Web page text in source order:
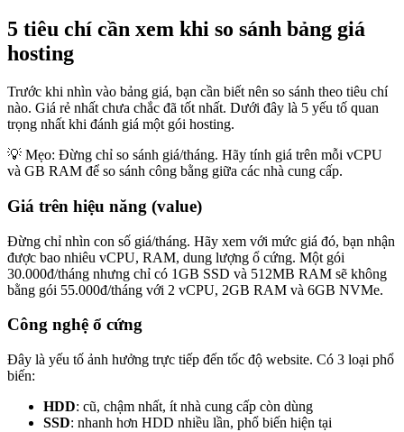
5 tiêu chí cần xem khi so sánh bảng giá
hosting
Trước khi nhìn vào bảng giá, bạn cần biết nên so sánh theo tiêu chí
nào. Giá rẻ nhất chưa chắc đã tốt nhất. Dưới đây là 5 yếu tố quan
trọng nhất khi đánh giá một gói hosting.
💡 Mẹo: Đừng chỉ so sánh giá/tháng. Hãy tính giá trên mỗi vCPU
và GB RAM để so sánh công bằng giữa các nhà cung cấp.
Giá trên hiệu năng (value)
Đừng chỉ nhìn con số giá/tháng. Hãy xem với mức giá đó, bạn nhận
được bao nhiêu vCPU, RAM, dung lượng ổ cứng. Một gói
30.000đ/tháng nhưng chỉ có 1GB SSD và 512MB RAM sẽ không
bằng gói 55.000đ/tháng với 2 vCPU, 2GB RAM và 6GB NVMe.
Công nghệ ổ cứng
Đây là yếu tố ảnh hưởng trực tiếp đến tốc độ website. Có 3 loại phổ
biến:
HDD: cũ, chậm nhất, ít nhà cung cấp còn dùng
SSD: nhanh hơn HDD nhiều lần, phổ biến hiện tại